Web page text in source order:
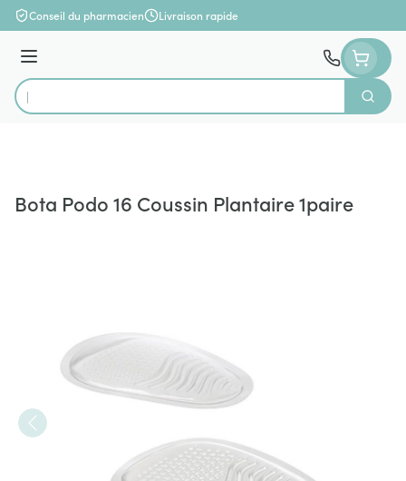
Aller au contenu
Conseil du pharmacien Livraison rapide
Menu
Rechercher
Bota Podo 16 Coussin Plantaire 1paire